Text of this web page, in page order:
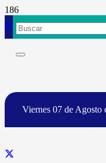
Viernes 07 de Agosto